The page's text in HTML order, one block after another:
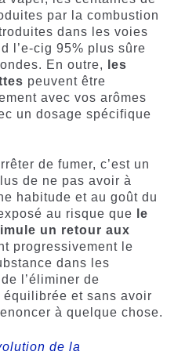
par la combustion
dans les voies
l’e-cig 95% plus sûre
En outre,
les
peuvent être
avec vos arômes
un dosage spécifique
de fumer, c’est un
de ne pas avoir à
habitude et au goût du
au risque que
le
un retour aux
progressivement le
dans les
l’éliminer de
équilibrée et sans avoir
à quelque chose.
de la